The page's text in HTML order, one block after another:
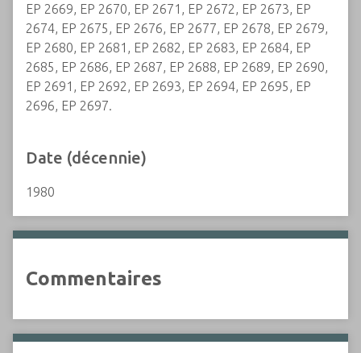
EP 2669, EP 2670, EP 2671, EP 2672, EP 2673, EP
2674, EP 2675, EP 2676, EP 2677, EP 2678, EP 2679,
EP 2680, EP 2681, EP 2682, EP 2683, EP 2684, EP
2685, EP 2686, EP 2687, EP 2688, EP 2689, EP 2690,
EP 2691, EP 2692, EP 2693, EP 2694, EP 2695, EP
2696, EP 2697.
Date (décennie)
1980
Commentaires